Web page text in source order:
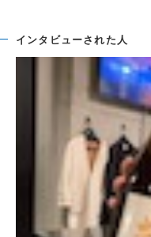
インタビューされた人